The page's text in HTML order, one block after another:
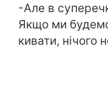
-Але в
Якщо ми
кивати, нічого